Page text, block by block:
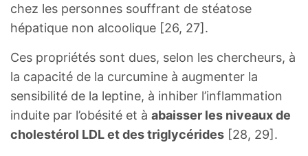
chez les personnes souffrant de stéatose
hépatique non alcoolique [26, 27].
Ces propriétés sont dues, selon les chercheurs, à
la capacité de la curcumine à augmenter la
sensibilité de la leptine, à inhiber l’inflammation
induite par l’obésité et à abaisser les niveaux de
cholestérol LDL et des triglycérides [28, 29].